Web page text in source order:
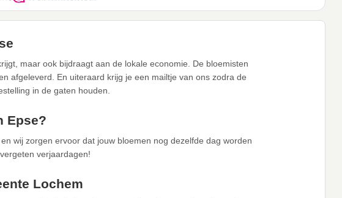
maar ook bijdraagt aan de lokale economie. De bloemisten
afgeleverd. En uiteraard krijg je een mailtje van ons zodra de
in de gaten houden.
Epse?
wij zorgen ervoor dat jouw bloemen nog dezelfde dag worden
verjaardagen!
Lochem